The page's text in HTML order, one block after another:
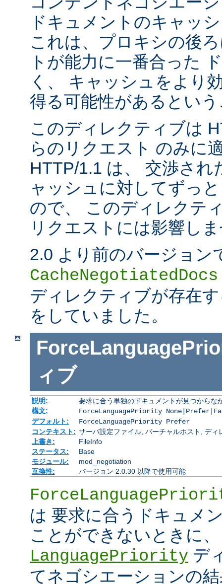
ドキュメントのキャッ
これは、プロキシの後
トが能力に一番合った
く、 キャッシュをより
得る可能性があるとい
このディレクティブは
らのリクエスト のみに
HTTP/1.1 は、 交渉さ
ャッシュに対してずっ
ので、 このディレクテ
リクエストには影響し
2.0 より前のバージョン
CacheNegotiatedDocs
ディレクティブが存在
をしていました。
ィブ
説明:
要求に合う単独のドキュメントが見つからな
構文:
ForceLanguagePriority
デフォルト:
ForceLanguagePriority Prefer
コンテキスト: サーバ設定ファイル, バーチャルホスト, ディ
上書き:
FileInfo
ステータス:
Base
モジュール:
mod_negotiation
互換性:
バージョン 2.0.30 以降で使用可能
は 要求に合うドキュメ
ことができないときに、
LanguagePriority デ
てネゴシエーションの